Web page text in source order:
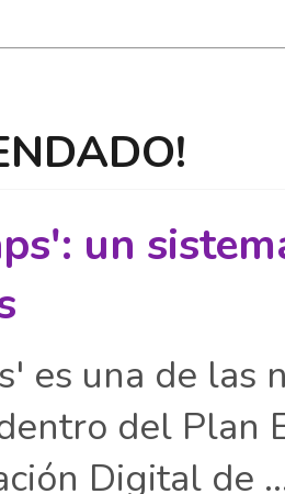
un
es una de las
del Plan
Digital de